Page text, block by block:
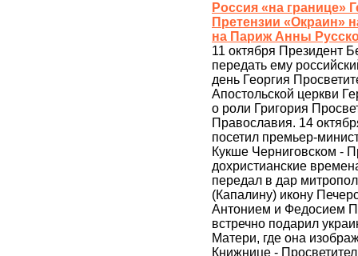
Россия «на границе»
Претензии «Окраин»
на Париж Анны
11 октября Президент
передать ему
день Георгия
Апостольской церкви
о роли Григория
Православия. 14
посетил премьер-
Кукше Черниговском -
дохристианские
передал в дар
(Капалину) икону
Антонием и Федосием
встречно подарил
Матери, где она
Книжнице -